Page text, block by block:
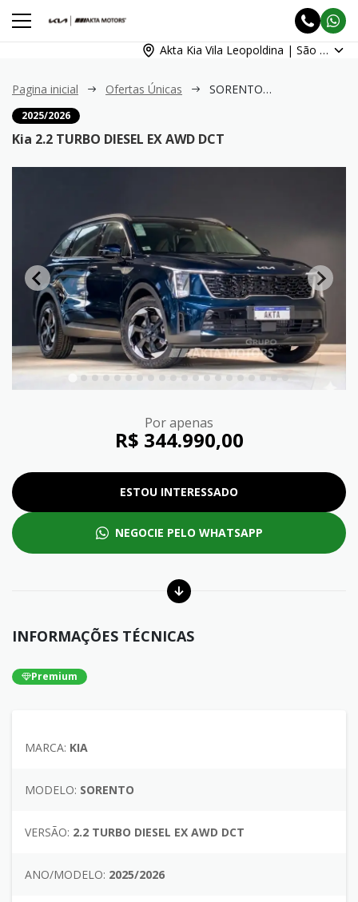
Akta Kia Vila Leopoldina | São Paulo
Pagina inicial Ofertas Únicas SORENTO 2.2 TURBO DIESEL EX AWD DCT
2025/2026
Kia 2.2 TURBO DIESEL EX AWD DCT
Por apenas
R$ 344.990,00
ESTOU INTERESSADO
NEGOCIE PELO WHATSAPP
INFORMAÇÕES TÉCNICAS
Premium
MARCA: KIA
MODELO: SORENTO
VERSÃO: 2.2 TURBO DIESEL EX AWD DCT
ANO/MODELO: 2025/2026